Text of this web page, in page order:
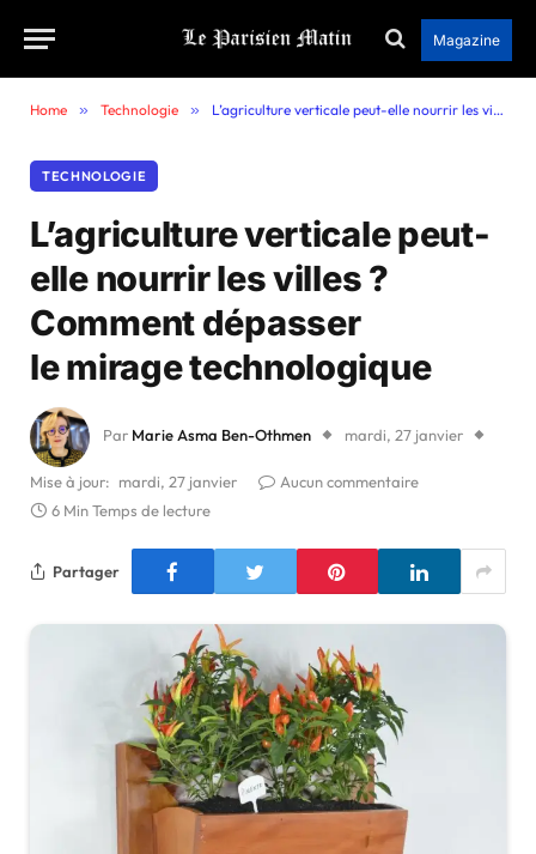
Magazine
Home » Technologie » L’agriculture verticale peut-elle nourrir les villes ? Comment dépasser le mirage technologique
TECHNOLOGIE
L’agriculture verticale peut-
elle nourrir les villes ?
Comment dépasser
le mirage technologique
Par Marie Asma Ben-Othmen mardi, 27 janvier
Mise à jour: mardi, 27 janvier
Aucun commentaire
6 Min Temps de lecture
Partager